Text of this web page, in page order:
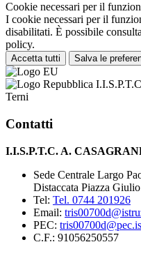
Cookie necessari per il
I cookie necessari per il
disabilitati. È possibile
policy.
Accetta tutti Salva le
Terni
Contatti
I.I.S.P.T.C. A.
Sede Centrale Largo
Distaccata Piazza
Tel: Tel. 0744 201926
Email:
PEC:
C.F.: 91056250557